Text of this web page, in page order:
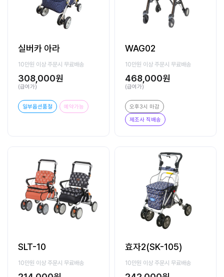
실버카 아라
10만원 이상 주문시 무료배송
308,000원
(급여가)
일부옵션품절 예약가능
WAG02
10만원 이상 주문시 무료배송
468,000원
(급여가)
오후3시 마감
제조사 직배송
SLT-10
10만원 이상 주문시 무료배송
효자2(SK-105)
10만원 이상 주문시 무료배송